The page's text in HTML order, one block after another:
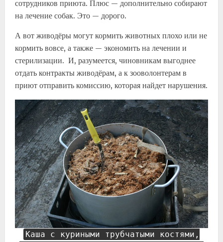
сотрудников приюта. Плюс — дополнительно собирают
на лечение собак. Это — дорого.
А вот живодёры могут кормить животных плохо или не
кормить вовсе, а также — экономить на лечении и
стерилизации. И, разумеется, чиновникам выгоднее
отдать контракты живодёрам, а к зооволонтерам в
приют отправить комиссию, которая найдет нарушения.
Каша с куриными трубчатыми костями,